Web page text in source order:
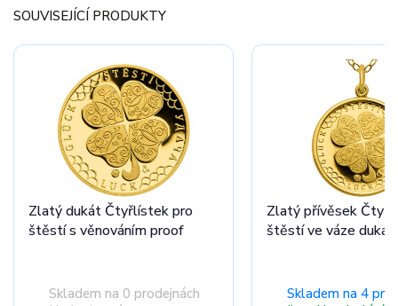
SOUVISEJÍCÍ PRODUKTY
Zlatý dukát Čtyřlístek pro
štěstí s věnováním proof
Skladem na 0 prodejnách
Zlatý přívěsek
štěstí ve váze
Skladem na 4